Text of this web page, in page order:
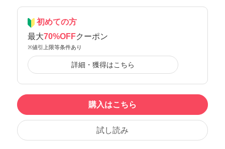
初めての方
最大70%OFFクーポン
※値引上限等条件あり
詳細・獲得はこちら
購入はこちら
試し読み